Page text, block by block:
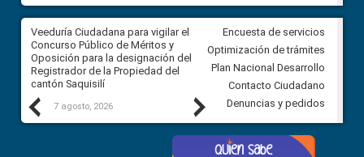
Previous
Veeduría Ciudadana para vigilar el
Concurso Público de Méritos y
Oposición para la designación del
Registrador de la Propiedad del
cantón Saquisilí
7 agosto, 2026
Veeduría Ciudadana para
construcción del asfaltado de
diferentes barrios del sector
Ballenita del cantón Santa
7 agosto, 2026
Next
Encuesta de servicios
Optimización de trámites
Plan Nacional Desarrollo
Contacto Ciudadano
Denuncias y pedidos